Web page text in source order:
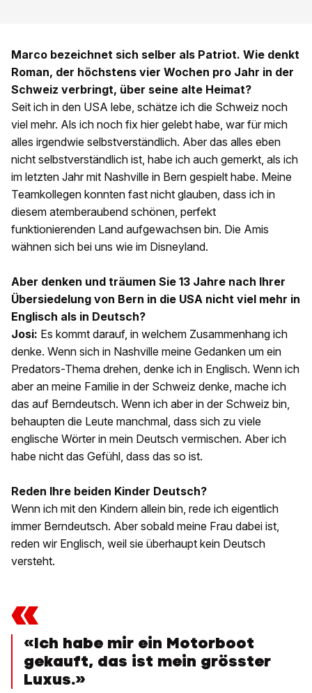
Marco bezeichnet sich selber als Patriot. Wie denkt
Roman, der höchstens vier Wochen pro Jahr in der
Schweiz verbringt, über seine alte Heimat?
Seit ich in den USA lebe, schätze ich die Schweiz noch
viel mehr. Als ich noch fix hier gelebt habe, war für mich
alles irgendwie selbstverständlich. Aber das alles eben
nicht selbstverständlich ist, habe ich auch gemerkt, als ich
im letzten Jahr mit Nashville in Bern gespielt habe. Meine
Teamkollegen konnten fast nicht glauben, dass ich in
diesem atemberaubend schönen, perfekt
funktionierenden Land aufgewachsen bin. Die Amis
wähnen sich bei uns wie im Disneyland.
Aber denken und träumen Sie 13 Jahre nach Ihrer
Übersiedelung von Bern in die USA nicht viel mehr in
Englisch als in Deutsch?
Josi: Es kommt darauf, in welchem Zusammenhang ich
denke. Wenn sich in Nashville meine Gedanken um ein
Predators-Thema drehen, denke ich in Englisch. Wenn ich
aber an meine Familie in der Schweiz denke, mache ich
das auf Berndeutsch. Wenn ich aber in der Schweiz bin,
behaupten die Leute manchmal, dass sich zu viele
englische Wörter in mein Deutsch vermischen. Aber ich
habe nicht das Gefühl, dass das so ist.
Reden Ihre beiden Kinder Deutsch?
Wenn ich mit den Kindern allein bin, rede ich eigentlich
immer Berndeutsch. Aber sobald meine Frau dabei ist,
reden wir Englisch, weil sie überhaupt kein Deutsch
versteht.
«
«Ich habe mir ein Motorboot
gekauft, das ist mein grösster
Luxus.»